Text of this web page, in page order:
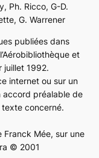
Ph. Ricco, G-D.
G. Warrener
publiées dans
et
juillet 1992.
internet ou sur un
accord préalable de
texte concerné.
Franck Mée, sur une
© 2001